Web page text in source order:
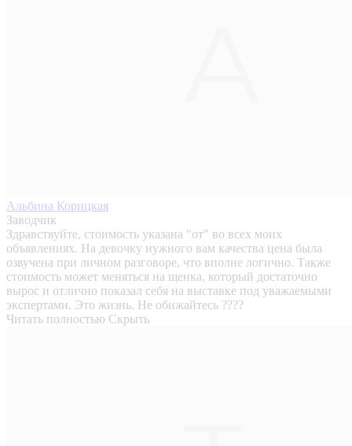
Альбина Корицкая
Заводчик
Здравствуйте, стоимость указана "от" во всех моих
объявлениях. На девочку нужного вам качества цена была
озвучена при личном разговоре, что вполне логично. Также
стоимость может меняться на щенка, который достаточно
вырос и отлично показал себя на выставке под уважаемыми
экспертами. Это жизнь. Не обижайтесь ????
Читать полностью Скрыть